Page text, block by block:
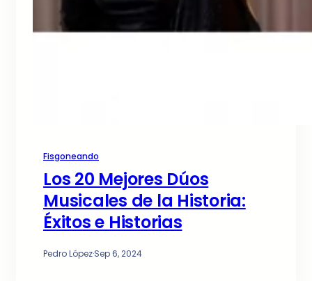
Fisgoneando
Los 20 Mejores Dúos
Musicales de la Historia:
Éxitos e Historias
Pedro López·Sep 6, 2024